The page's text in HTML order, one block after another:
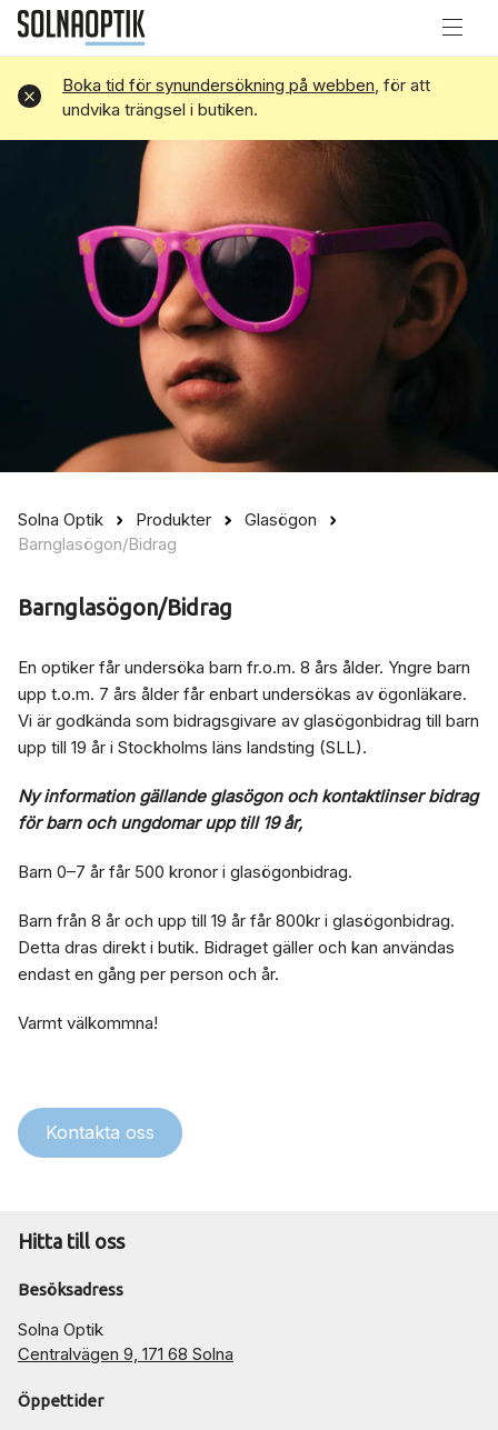
Boka tid för synundersökning på webben, för att
undvika trängsel i butiken.
Avvisa
Solna Optik Produkter
Glasögon
Barnglasögon/Bidrag
Barnglasögon/Bidrag
En optiker får undersöka barn fr.o.m. 8 års ålder. Yngre barn
upp t.o.m. 7 års ålder får enbart undersökas av ögonläkare.
Vi är godkända som bidragsgivare av glasögonbidrag till barn
upp till 19 år i Stockholms läns landsting (SLL).
Ny information gällande glasögon och kontaktlinser bidrag
för barn och ungdomar upp till 19 år,
Barn 0–7 år får 500 kronor i glasögonbidrag.
Barn från 8 år och upp till 19 år får 800kr i glasögonbidrag.
Detta dras direkt i butik. Bidraget gäller och kan användas
endast en gång per person och år.
Varmt välkommna!
Kontakta oss
Hitta till oss
Besöksadress
Solna Optik
Centralvägen 9, 171 68 Solna
Öppettider